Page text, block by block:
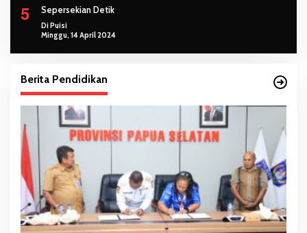
5 Sepersekian Detik
Di Puisi
Minggu, 14 April 2024
Berita Pendidikan